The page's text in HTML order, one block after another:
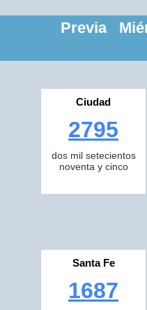
Previa
Ciudad
2795
dos mil setecientos
noventa y cinco
Santa Fe
1687